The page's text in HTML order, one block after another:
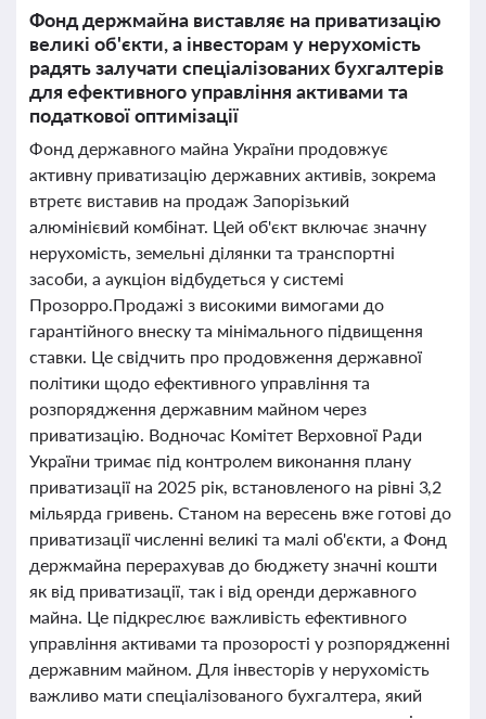
Фонд держмайна виставляє на приватизацію
великі об'єкти, а інвесторам у нерухомість
радять залучати спеціалізованих бухгалтерів
для ефективного управління активами та
податкової оптимізації
Фонд державного майна України продовжує
активну приватизацію державних активів, зокрема
втретє виставив на продаж Запорізький
алюмінієвий комбінат. Цей об'єкт включає значну
нерухомість, земельні ділянки та транспортні
засоби, а аукціон відбудеться у системі
Прозорро.Продажі з високими вимогами до
гарантійного внеску та мінімального підвищення
ставки. Це свідчить про продовження державної
політики щодо ефективного управління та
розпорядження державним майном через
приватизацію. Водночас Комітет Верховної Ради
України тримає під контролем виконання плану
приватизації на 2025 рік, встановленого на рівні 3,2
мільярда гривень. Станом на вересень вже готові до
приватизації численні великі та малі об'єкти, а Фонд
держмайна перерахував до бюджету значні кошти
як від приватизації, так і від оренди державного
майна. Це підкреслює важливість ефективного
управління активами та прозорості у розпорядженні
державним майном. Для інвесторів у нерухомість
важливо мати спеціалізованого бухгалтера, який